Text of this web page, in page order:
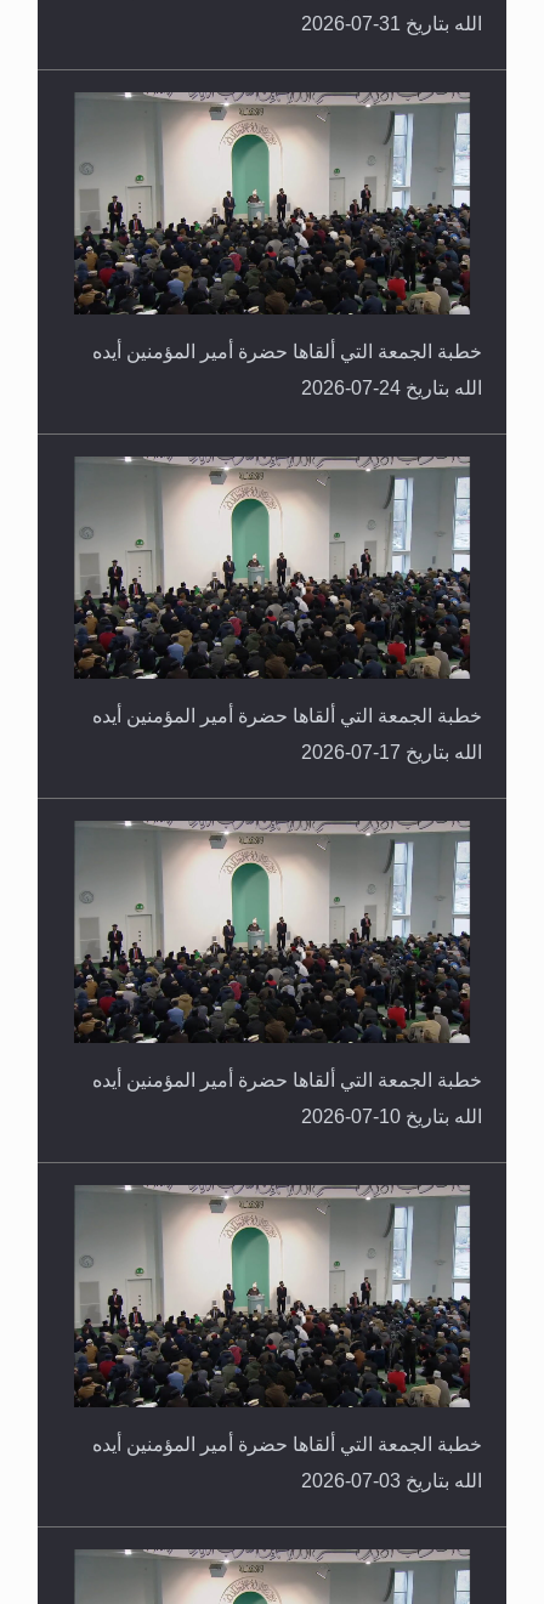
الله بتاريخ 31-07-2026
خطبة الجمعة التي ألقاها حضرة أمير المؤمنين أيده
الله بتاريخ 24-07-2026
خطبة الجمعة التي ألقاها حضرة أمير المؤمنين أيده
الله بتاريخ 17-07-2026
خطبة الجمعة التي ألقاها حضرة أمير المؤمنين أيده
الله بتاريخ 10-07-2026
خطبة الجمعة التي ألقاها حضرة أمير المؤمنين أيده
الله بتاريخ 03-07-2026